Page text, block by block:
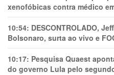
xenofóbicas contra médico
10:54: DESCONTROLADO,
Bolsonaro, surta ao vivo e
10:17: Pesquisa Quaest
do governo Lula pelo